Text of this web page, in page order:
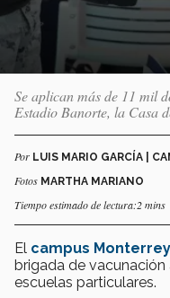
Se aplican más de 11 mil
Estadio Banorte, la Casa
Por LUIS MARIO GARCÍA |
Fotos MARTHA MARIANO
Tiempo estimado de lectura:2 mins
El campus Monterrey
brigada de
escuelas particulares.